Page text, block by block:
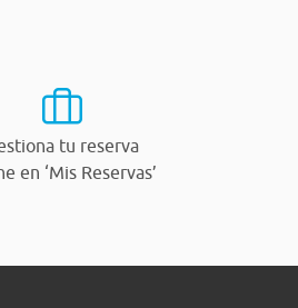
tu reserva
en ‘Mis Reservas’